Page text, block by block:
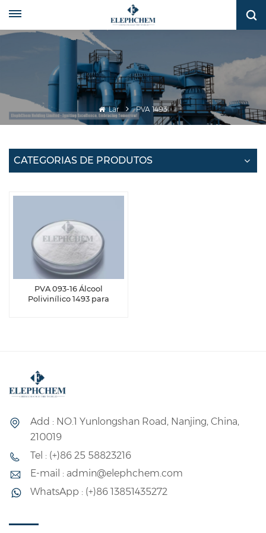
Lar PVA 1493
CATEGORIAS DE PRODUTOS
PVA 093-16 Álcool
Polivinílico 1493 para
Add : NO.1 Yunlongshan Road, Nanjing, China,
210019
Tel : (+)86 25 58823216
E-mail : admin@elephchem.com
WhatsApp : (+)86 13851435272